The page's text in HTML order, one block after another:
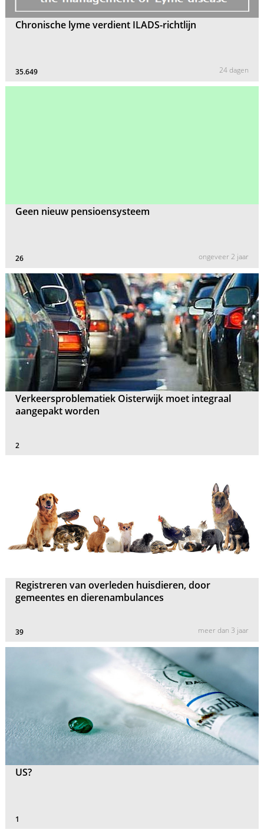
Chronische lyme verdient ILADS-richtlijn
35.649 24 dagen
Geen nieuw pensioensysteem
26 ongeveer 2 jaar
Verkeersproblematiek Oisterwijk moet integraal
aangepakt worden
2
Registreren van overleden huisdieren, door
gemeentes en dierenambulances
39 meer dan 3 jaar
US?
1